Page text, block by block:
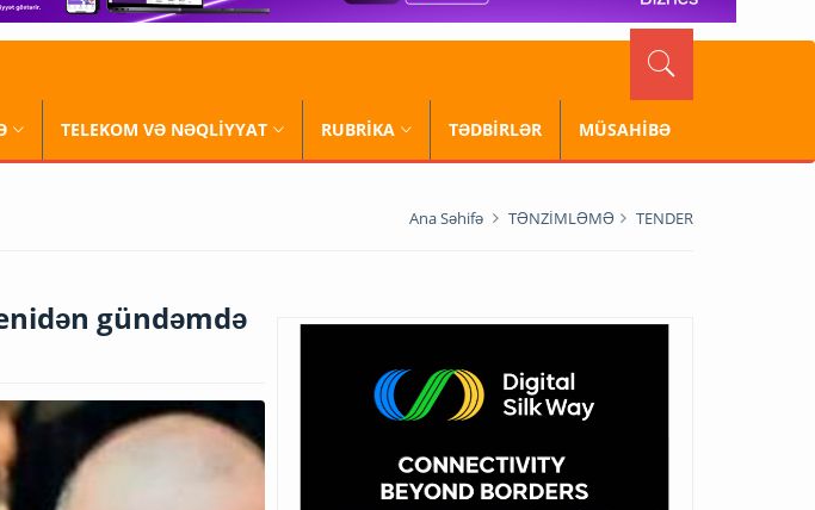
TELEKOM VƏ NƏQLİYYAT RUBRİKA TƏDBİRLƏR MÜSAHİBƏ
Ana Səhifə TƏNZİMLƏMƏ TENDER
gündəmdə